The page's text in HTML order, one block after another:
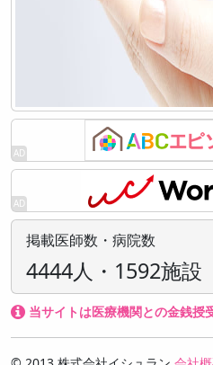
掲載医師数・病院数
4444人・1592施設
当サイトは医療機関との金銭授